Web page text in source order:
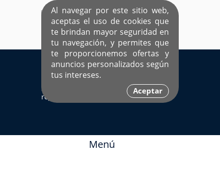
Al navegar por este sitio web,
aceptas el uso de cookies que
te brindan mayor seguridad en
tu navegación, y permites que
te proporcionemos ofertas y
anuncios personalizados según
tus intereses.
Aceptar
EL ÚNICO SITIO DEDICADO A SOLTEROS
HISPANOS COMO TÚ
Ingresa aquí
Sí ya estás
registrado
Menú